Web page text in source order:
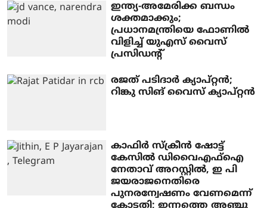
ഇന്ത്യ-അമേരിക്ക ബന്ധം
ശക്തമാക്കും;
പ്രധാനമന്ത്രിയെ ഫോണില്‍
വിളിച്ച് യുഎസ് വൈസ്
പ്രസിഡന്റ്
രജത് പടിദാര്‍ ക്യാപ്റ്റന്‍;
റിങ്കു സിങ് വൈസ് ക്യാപ്റ്റന്‍
കാഫിർ സ്‌ക്രീൻ ഷോട്ട്
കേസിൽ ഡിവൈഎഫ്‌ഐ
നേതാവ് അറസ്റ്റിൽ, ഇ പി
ജയരാജനെതിരെ
പുനരന്വേഷണം വേണമെന്ന്
കോടതി; ഇന്നത്തെ അഞ്ചു